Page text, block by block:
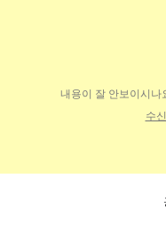
내용이 잘 안보이시나
수